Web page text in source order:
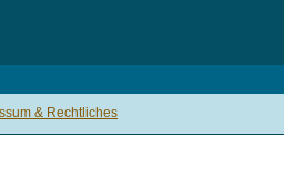
& Rechtliches